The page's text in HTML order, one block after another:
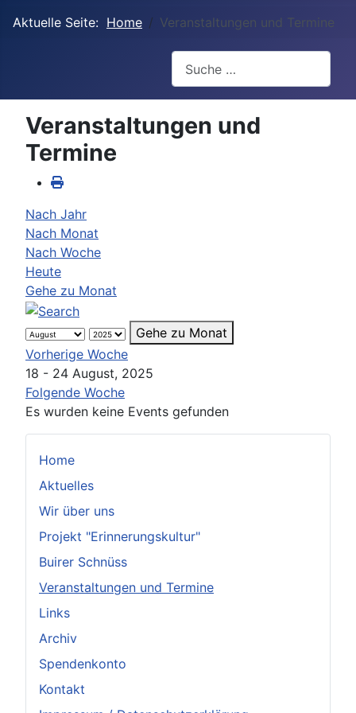
Aktuelle Seite: Home Veranstaltungen und Termine
Home
Aktuelles
Wir über uns
Projekt "Erinnerungskultur"
Buirer Schnüss
Veranstaltungen und Termine
Links
Archiv
Spendenkonto
Kontakt
Veranstaltungen und
Termine
Nach Jahr
Nach Monat
Nach Woche
Heute
Gehe zu Monat
Gehe zu Monat
Vorherige Woche
18 - 24 August, 2025
Folgende Woche
Es wurden keine Events gefunden